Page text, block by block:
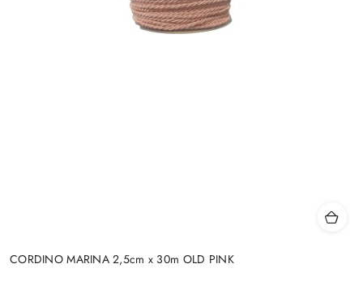
CORDINO MARINA 2,5cm x 30m OLD PINK